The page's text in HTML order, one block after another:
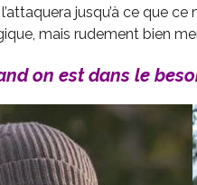
jusqu’à ce que
mais rudement bien
on est dans le